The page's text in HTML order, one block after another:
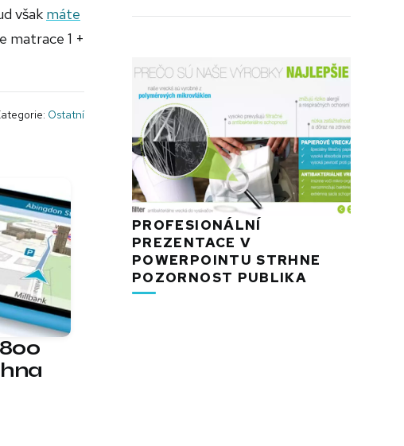
však máte
matrace 1 +
Ostatní
PROFESIONÁLNÍ
PREZENTACE V
POWERPOINTU STRHNE
POZORNOST PUBLIKA